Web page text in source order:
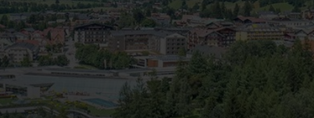
Wellness & Entspannung
Kunst,